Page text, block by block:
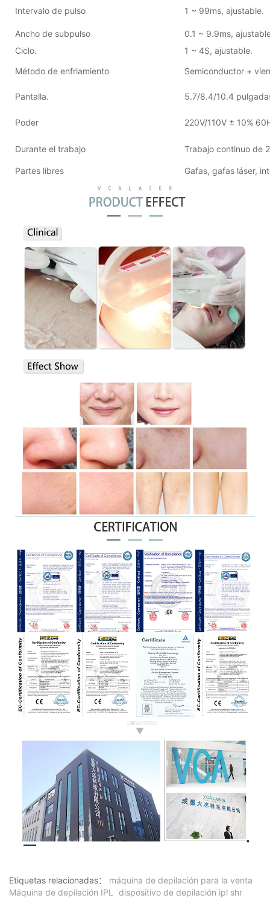
Intervalo de pulso 1 ~ 99ms, ajustable.
Ancho de subpulso
0.1 ~ 9.9ms,
Ciclo.
1 ~ 4S, ajustable.
Método de enfriamiento
Semiconductor +
Pantalla. 5.7/8.4/10.4
Poder 220V/110V ± 10%
Durante el trabajo Trabajo continuo de
Partes libres Gafas, gafas láser,
Etiquetas relacionadas：
máquina de depilación para la venta
Máquina de depilación IPL dispositivo de depilación ipl shr